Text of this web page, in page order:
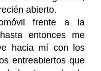
abierto.
frente a la
entonces me
hacia mí con los
entreabiertos que